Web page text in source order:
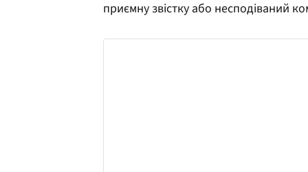
приємну звістку або несподіваний